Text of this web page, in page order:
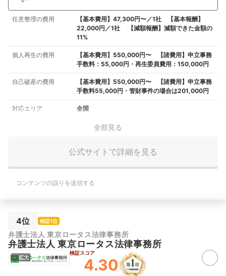
任意整理の費用
【基本費用】47,300円〜／1社 【基本報酬】
22,000円／1社 【減額報酬】減額できた金額の
11%
個人再生の費用
【基本費用】550,000円〜 【諸費用】申立事務
手数料：55,000円・再生委員費用：150,000円
自己破産の費用
【基本費用】550,000円〜 【諸費用】申立事務
手数料55,000円・管財事件の場合は201,000円
対応エリア 全国
全部見る
公式サイトで詳細を見る
コンテンツの誤りを送信する
4位 検証1位
弁護士法人 東京ロータス法律事務所
弁護士法人 東京ロータス法律事務所
拡大
検証スコア
4.30